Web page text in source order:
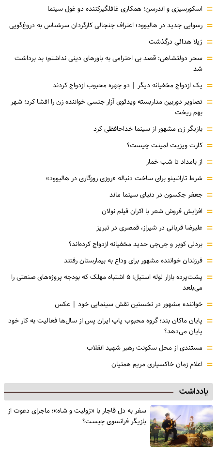
= اسکورسیزی و اندرسن؛ همکاری غافلگیرکننده دو غول سینما
= رسوایی جدید در هالیوود؛ اعتراف جنجالی کارگردان سرشناس به دروغ‌گویی
= ژیلا هدائی درگذشت
= سحر دولتشاهی: قصد بی احترامی به باورهای دینی نداشتم؛ بد برداشت
شد
= یک ازدواج مخفیانه دیگر | دو چهره محبوب ازدواج کردند
= تصاویر دوربین مداربسته ویدئوی آزار جنسی خواننده زن را افشا کرد؛ شهر
بهم ریخت
= بازیگر زن مشهور از سینما خداحافظی کرد
= کارت ویزیت لمینت چیست؟
= از بامداد تا شب خمار
= شرط تارانتینو برای ساخت دنباله «روزی روزگاری در هالیوود»
= جعفر جکسون در دنیای سینما ماند
= افزایش فروش شعر با اکران فیلم نولان
= علیرضا قربانی در شیراز، قمصری در تبریز
= بردلی کوپر و جی‌جی حدید مخفیانه ازدواج کرده‌اند؟
= فرزندان خواننده مشهور برای وداع به بیمارستان رفتند
=
پشت‌پرده بازار لوله استیل؛ ۵ اشتباه مهلک که بودجه پروژه‌های صنعتی را
می‌بلعد
= خواننده مشهور در نخستین نقش سینمایی خود |‌ عکس
= پایان ماکان بند؛ گروه محبوب پاپ ایران پس از سال‌ها فعالیت به کار خود
پایان می‌دهد؟
= مستندی از محل سکونت رهبر شهید انقلاب
= اعلام زمان خاکسپاری مریم همتیان
یادداشت
سفر به دل قاجار با «ژولیت و شاه»؛ ماجرای دعوت از
‌بازیگر فرانسوی چیست؟